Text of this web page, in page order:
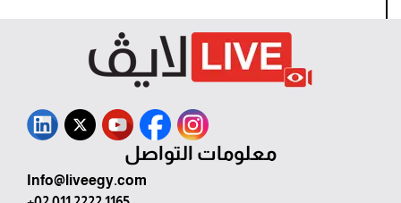
معلومات التواصل
Info@liveegy.com